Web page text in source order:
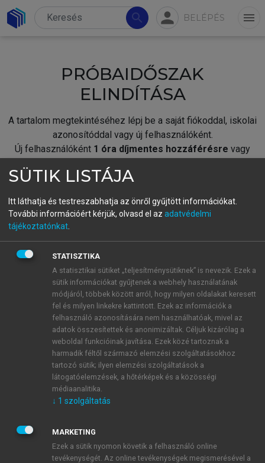
search person BELÉPÉS menu
PRÓBAIDŐSZAK
ELINDÍTÁSA
A tartalom megtekintéséhez lépj be a saját fiókoddal, iskolai
azonosítóddal vagy új felhasználóként.
Új felhasználóként 1 óra díjmentes hozzáférésre vagy
fiókoddal,vagy hozz létre új fiókot.
A regisztráció után apróbaidőszakautomatikusan
BELÉPÉS SAJÁT FIÓKKAL
ÚJ FIÓK LÉTREHOZÁSA
1 óra díjmentes hozzáférés
E-MAIL-CÍM
JELSZÓ
SÜTIK LISTÁJA
Itt láthatja és testreszabhatja az önről gyűjtött információkat.
További információért kérjük, olvasd el az adatvédelmi
tájékoztatónkat
STATISZTIKA
A statisztikai sütiket „teljesítménysütiknek” is nevezik. Ezek a
sütik információkat gyűjtenek a webhely használatának
módjáról, többek között arról, hogy milyen oldalakat keresett
fel és milyen linkekre kattintott. Ezek az információk a
felhasználó azonosítására nem használhatóak, mivel az
adatok összesítettek és anonimizáltak. Céljuk kizárólag a
weboldal funkcióinak javítása. Ezek közé tartoznak a
harmadik féltől származó elemzési szolgáltatásokhoz
tartozó sütik; ilyen elemzési szolgáltatások a
látogatóelemzések, a hőtérképek és a közösségi
médiaanalitika.
↓ 1 szolgáltatás
MARKETING
Ezek a sütik nyomon követik a felhasználó online
tevékenységét. Az online tevékenységek megismerésével a